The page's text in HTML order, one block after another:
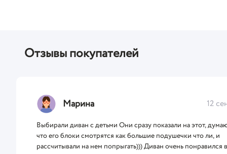
Отзывы покупателей
Марина 12
Выбирали диван с детьми Они сразу показали на этот,
что его блоки смотрятся как большие подушечки что ли, и
рассчитывали на нем попрыгать))) Диван очень понравился